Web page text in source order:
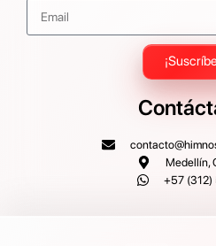
Medellín,
+57 (312)